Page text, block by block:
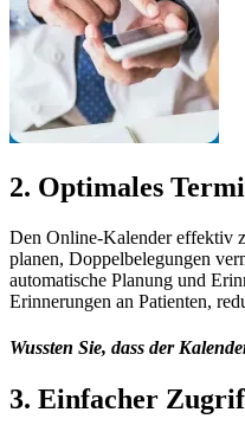
2. Optimales
Den Online-Kalender effektiv
planen, Doppelbelegungen
automatische Planung und
Erinnerungen an Patienten,
Wussten Sie, dass der
3. Einfacher